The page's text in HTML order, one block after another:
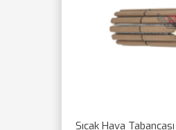
Sıcak Hava